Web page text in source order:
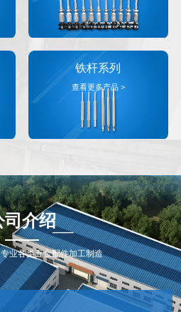
铁杆系列
查看更多产品 >
司介绍
业各类五金配件加工制造